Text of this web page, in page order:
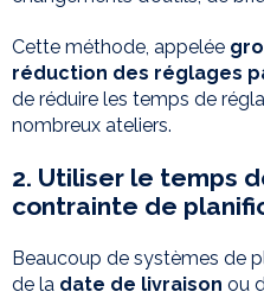
Cette méthode, appelée
réduction des réglages
de réduire les temps de
nombreux ateliers.
2. Utiliser le temps
contrainte de
Beaucoup de systèmes de
de la date de livraison ou